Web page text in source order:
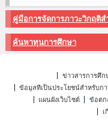
คู่มือการจัดการภาวะวิกฤติส
ค้นหาทุนการศึกษา
ข่าวสารการศึ
ข้อมูลที่เป็นประโยชน์สำหรับก
แผนผังเว็บไซต์
ข้อตก
เ